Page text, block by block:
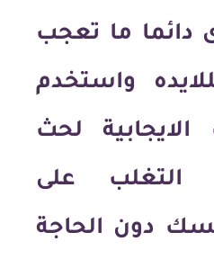
دائما ما تعجب
واستخدم
لحث
على
دون الحاجة